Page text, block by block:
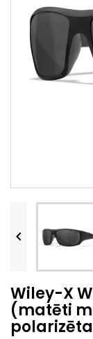

Wiley-X
(matēti